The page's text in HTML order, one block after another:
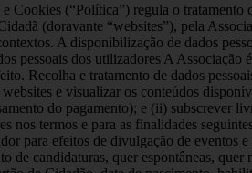
Cookies (“Política”) regula o
(doravante “websites”), pela
A disponibilização de dados
pessoais dos utilizadores A
Recolha e tratamento de dados
e visualizar os conteúdos
do pagamento); e (ii) subscrever
nos termos e para as finalidades
para efeitos de divulgação de eventos
de candidaturas, quer espontâneas,